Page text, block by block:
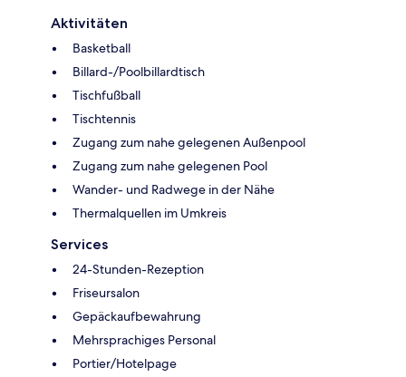
Aktivitäten
Basketball
Billard-/Poolbillardtisch
Tischfußball
Tischtennis
Zugang zum nahe gelegenen Außenpool
Zugang zum nahe gelegenen Pool
Wander- und Radwege in der Nähe
Thermalquellen im Umkreis
Services
24-Stunden-Rezeption
Friseursalon
Gepäckaufbewahrung
Mehrsprachiges Personal
Portier/Hotelpage